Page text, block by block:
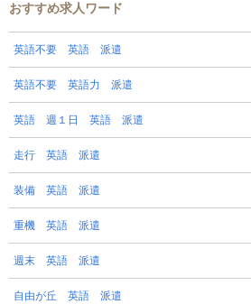
おすすめ求人ワード
英語不要 英語 派遣
英語不要 英語力 派遣
英語 週１日 英語 派遣
走行 英語 派遣
装備 英語 派遣
重機 英語 派遣
週末 英語 派遣
自由が丘 英語 派遣